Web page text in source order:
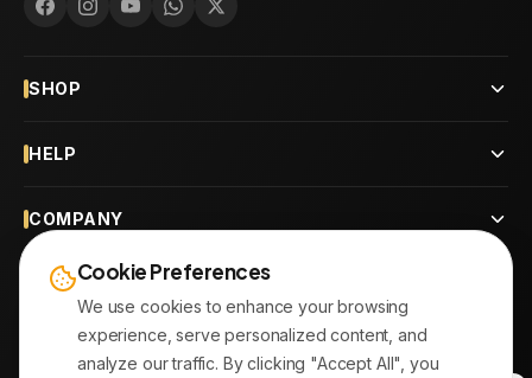
SHOP
HELP
COMPANY
CONTACT
OUR BRANCHES
Cookie Preferences
We use cookies to enhance your browsing
experience, serve personalized content, and
analyze our traffic. By clicking "Accept All", you